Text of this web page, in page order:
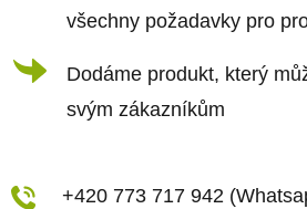
všechny požadavky pro
Dodáme produkt, který
svým zákazníkům
+420 773 717 942